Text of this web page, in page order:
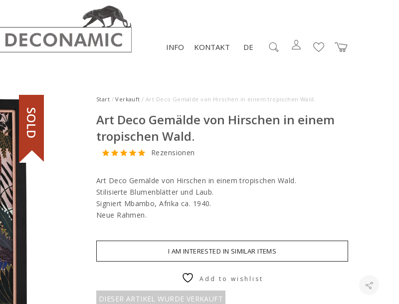
KONTAKT
INFO DE
SOLD
Start /Verkauft / Art Deco Gemälde von Hirschen in einem tropischen Wald.
Art Deco Gemälde von Hirschen in einem
tropischen Wald.
Rezensionen
Art Deco Gemälde von Hirschen in einem tropischen Wald.
Stilisierte Blumenblätter und Laub.
Signiert Mbambo, Afrika ca. 1940.
Neue Rahmen.
I AM INTERESTED IN SIMILAR ITEMS
DIESER ARTIKEL WURDE VERKAUFT
Add to wishlist